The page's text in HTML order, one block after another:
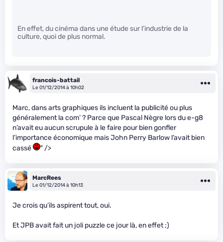
En effet, du cinéma dans une étude sur l’industrie de la
culture, quoi de plus normal.
francois-battail
Le 01/12/2014 à 10h02
Marc, dans arts graphiques ils incluent la publicité ou plus
généralement la com’ ? Parce que Pascal Nègre lors du e-g8
n’avait eu aucun scrupule à le faire pour bien gonfler
l’importance économique mais John Perry Barlow l’avait bien
cassé
" />
MarcRees
Le 01/12/2014 à 10h13
Je crois qu’ils aspirent tout, oui.
Et JPB avait fait un joli puzzle ce jour là, en effet ;)